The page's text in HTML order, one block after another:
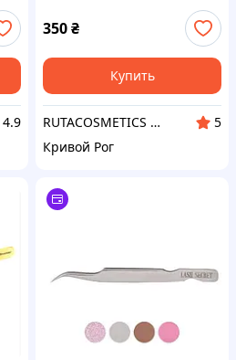
4.9
350₴
Купить
RUTACOSMETICS & BROW | РУТА | Косметика и Парфюмерия
5
Кривой Рог